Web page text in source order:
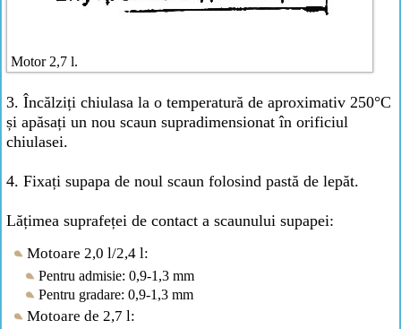
Motor 2,7 l.
3. Încălziți chiulasa la o temperatură de aproximativ 250°C
și apăsați un nou scaun supradimensionat în orificiul
chiulasei.
4. Fixați supapa de noul scaun folosind pastă de lepăt.
Lățimea suprafeței de contact a scaunului supapei:
Motoare 2,0 l/2,4 l:
Pentru admisie: 0,9-1,3 mm
Pentru gradare: 0,9-1,3 mm
Motoare de 2,7 l: